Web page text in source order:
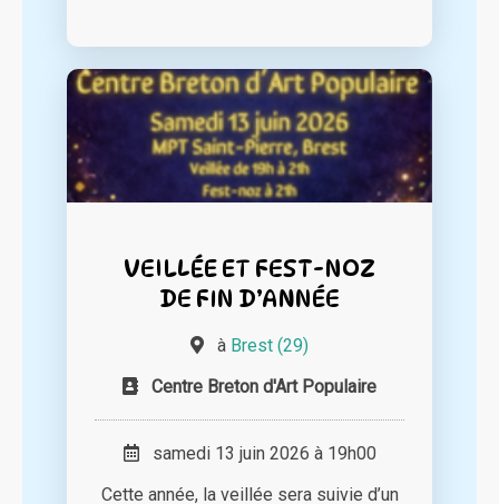
VEILLÉE ET FEST-NOZ
DE FIN D’ANNÉE
à Brest (29)
Centre Breton d'Art Populaire
samedi 13 juin 2026 à 19h00
Cette année, la veillée sera suivie d’un